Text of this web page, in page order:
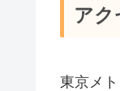
アク
東京メ